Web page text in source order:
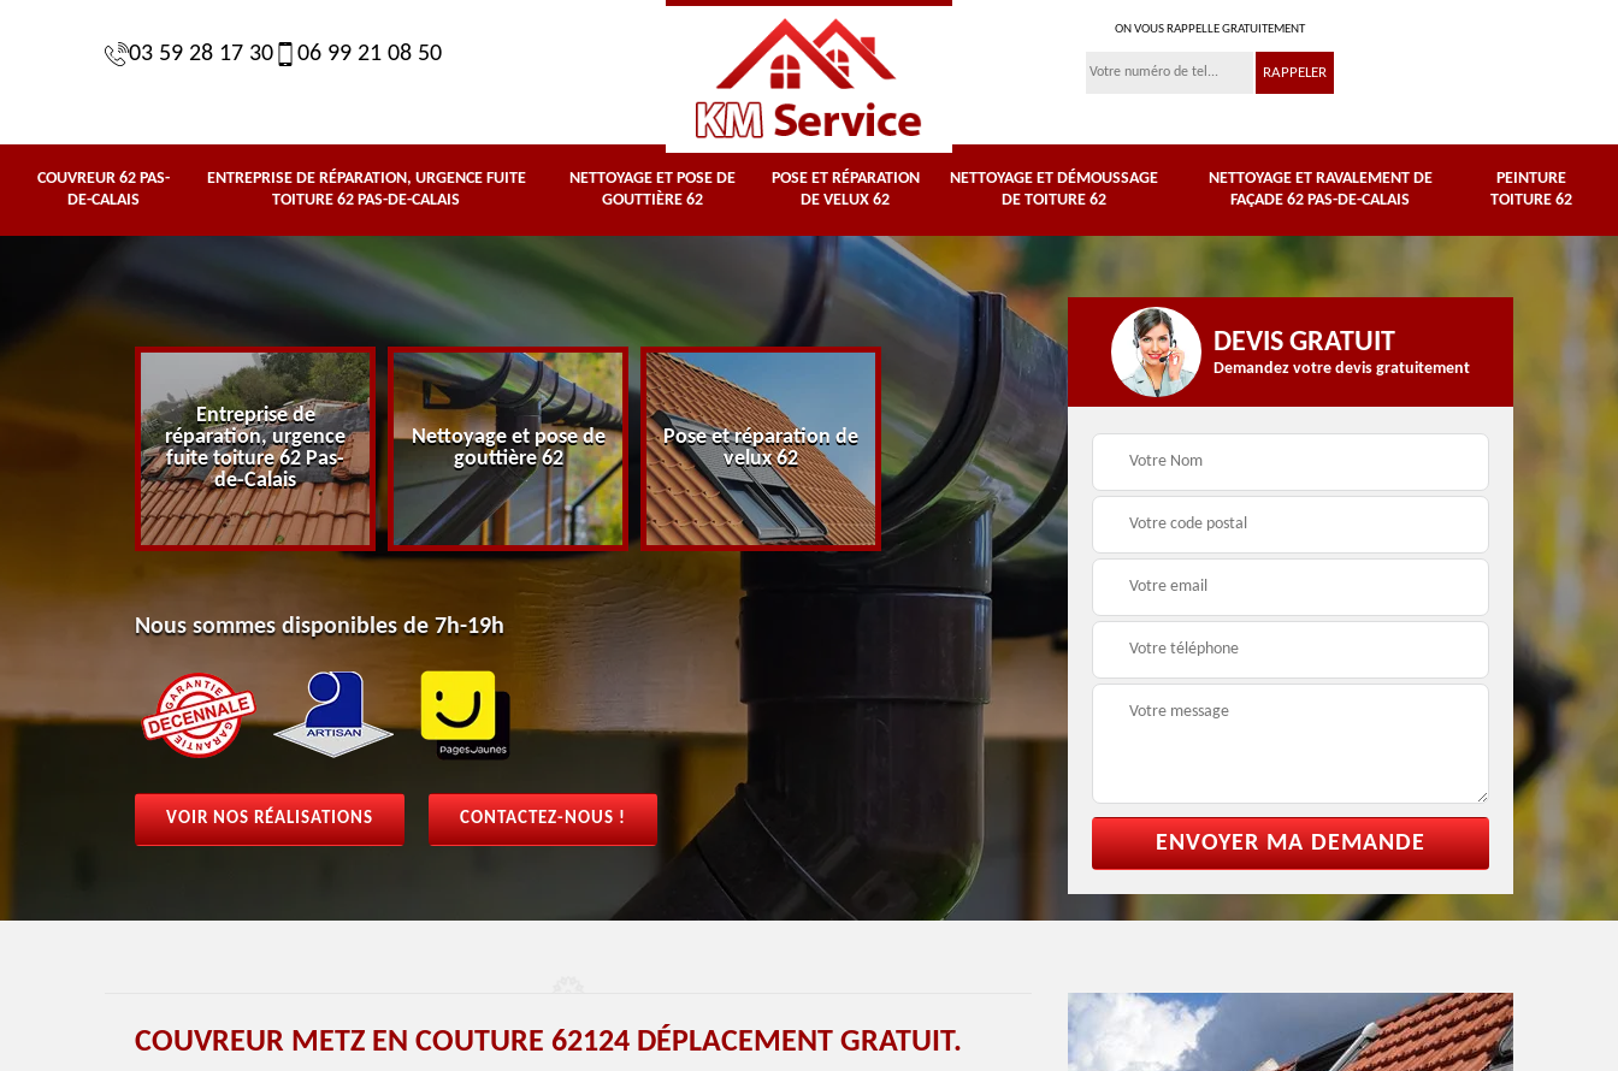
03 59 28 17 30 06 99 21 08 50
ON VOUS RAPPELLE GRATUITEMENT
COUVREUR 62 PAS-
DE-CALAIS
ENTREPRISE DE RÉPARATION, URGENCE FUITE
TOITURE 62 PAS-DE-CALAIS
NETTOYAGE ET POSE DE
GOUTTIÈRE 62
POSE ET RÉPARATION
DE VELUX 62
NETTOYAGE ET DÉMOUSSAGE
DE TOITURE 62
NETTOYAGE ET RAVALEMENT DE
FAÇADE 62 PAS-DE-CALAIS
PEINTURE
TOITURE 62
Entreprise de
réparation, urgence
fuite toiture 62 Pas-
de-Calais
Nettoyage et pose de
gouttière 62
Pose et réparation de
velux 62
Nettoyage et
démoussage de
toiture 62
62 Pas-de-Calais
Nous sommes disponibles de 7h-19h
VOIR NOS RÉALISATIONS CONTACTEZ-NOUS !
DEVIS GRATUIT
Demandez votre devis gratuitement
COUVREUR METZ EN COUTURE 62124 DÉPLACEMENT GRATUIT.